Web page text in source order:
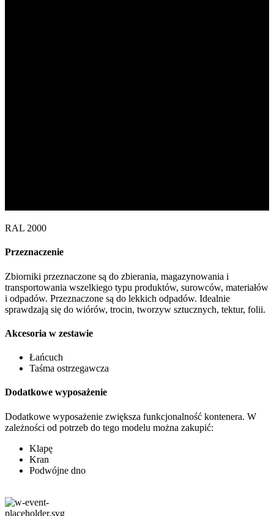
RAL 2000
Przeznaczenie
Zbiorniki przeznaczone są do zbierania, magazynowania i
transportowania wszelkiego typu produktów, surowców, materiałów
i odpadów. Przeznaczone są do lekkich odpadów. Idealnie
sprawdzają się do wiórów, trocin, tworzyw sztucznych, tektur, folii.
Akcesoria w zestawie
Łańcuch
Taśma ostrzegawcza
Dodatkowe wyposażenie
Dodatkowe wyposażenie zwiększa funkcjonalność kontenera. W
zależności od potrzeb do tego modelu można zakupić:
Klapę
Kran
Podwójne dno